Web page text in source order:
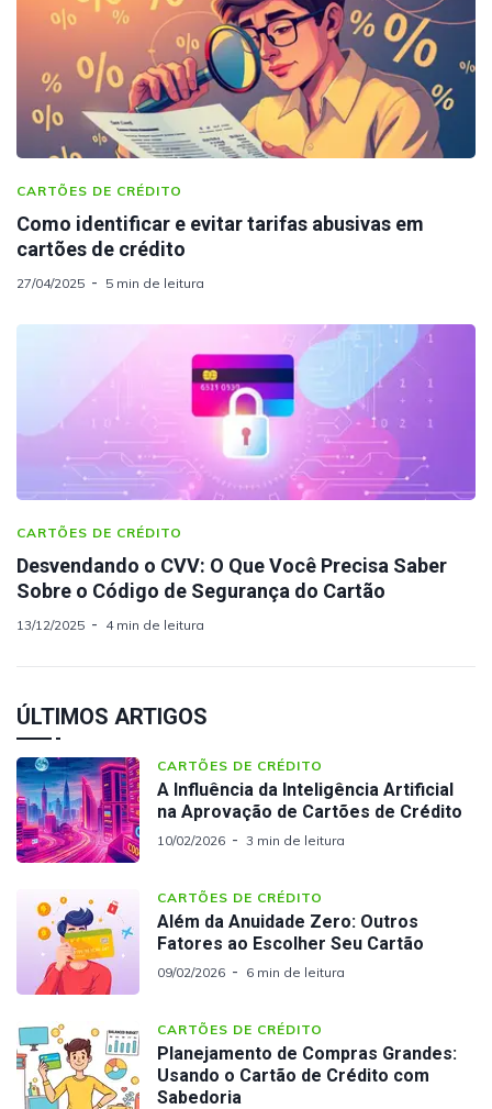
CARTÕES DE CRÉDITO
Como identificar e evitar tarifas abusivas em
cartões de crédito
27/04/2025 5 min de leitura
CARTÕES DE CRÉDITO
Desvendando o CVV: O Que Você Precisa Saber
Sobre o Código de Segurança do Cartão
13/12/2025 4 min de leitura
ÚLTIMOS ARTIGOS
CARTÕES DE CRÉDITO
A Influência da Inteligência Artificial
na Aprovação de Cartões de Crédito
10/02/2026 3 min de leitura
CARTÕES DE CRÉDITO
Além da Anuidade Zero: Outros
Fatores ao Escolher Seu Cartão
09/02/2026 6 min de leitura
CARTÕES DE CRÉDITO
Planejamento de Compras Grandes:
Usando o Cartão de Crédito com
Sabedoria